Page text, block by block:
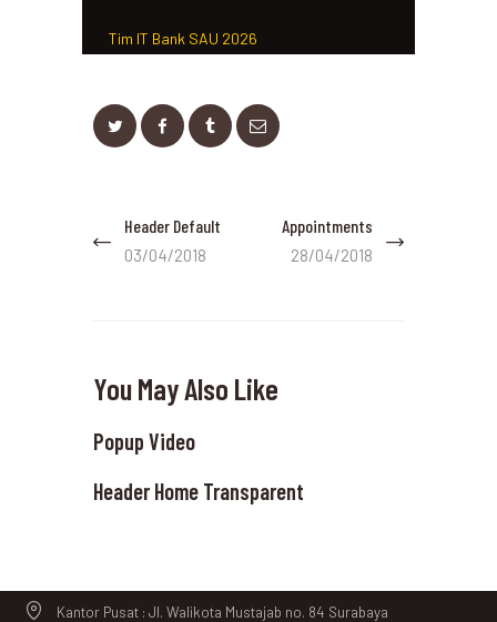
Tim IT Bank SAU 2026
Post
navigation
Previous
post:
Header Default
03/04/2018
post:
Appointments
28/04/2018
You May Also Like
Popup Video
Header Home Transparent
Kantor Pusat : Jl. Walikota Mustajab no. 84 Surabaya